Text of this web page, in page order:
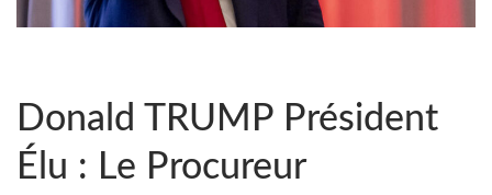
Donald TRUMP Président
Élu : Le Procureur